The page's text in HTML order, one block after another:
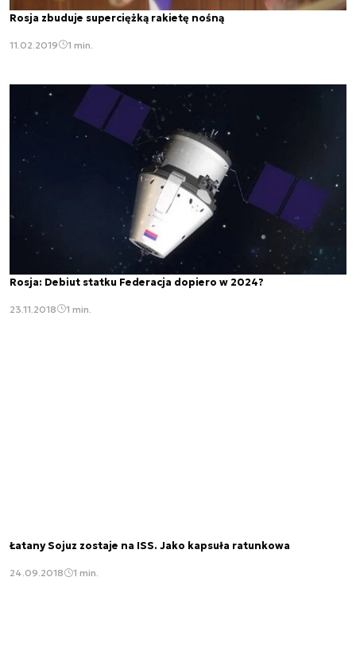
Rosja zbuduje superciężką rakietę nośną
11.02.2019 1 min.
Rosja: Debiut statku Federacja dopiero w 2024?
23.11.2018 1 min.
Łatany Sojuz zostaje na ISS. Jako kapsuła ratunkowa
24.09.2018 1 min.